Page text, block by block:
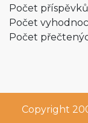
Počet
Počet
Počet
Copyright